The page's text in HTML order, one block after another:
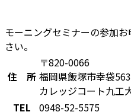
モーニングセミナーの参加
さい。
住 所
〒820-0066
福岡県飯塚市幸袋
カレッジコート九工
TEL
0948-52-5575